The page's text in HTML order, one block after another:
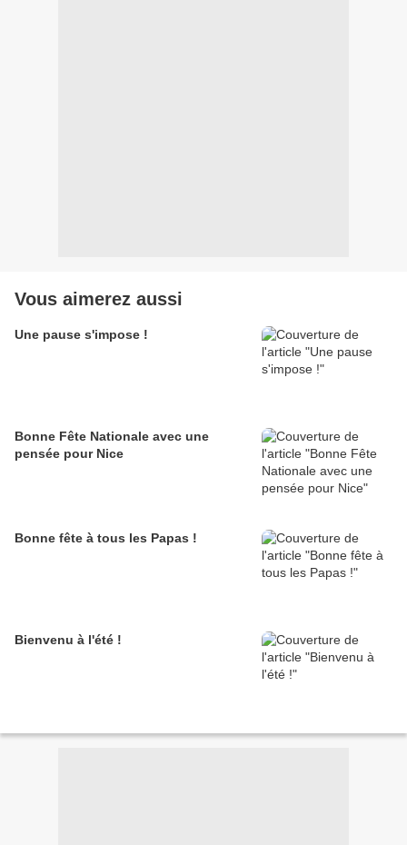
Vous aimerez aussi
Une pause s'impose !
Bonne Fête Nationale avec une
pensée pour Nice
Bonne fête à tous les Papas !
Bienvenu à l'été !